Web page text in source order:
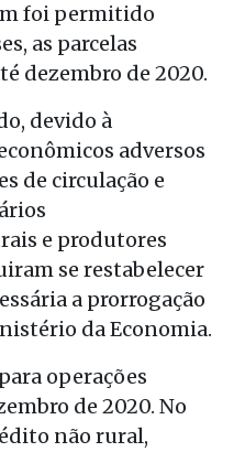
foi permitido
as parcelas
dezembro de 2020.
devido à
adversos
de circulação e
e produtores
se restabelecer
a prorrogação
da Economia.
operações
de 2020. No
não rural,